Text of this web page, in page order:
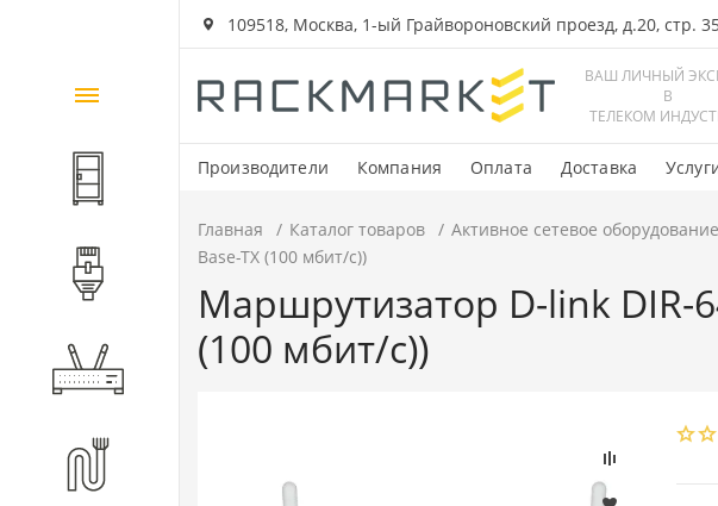
109518, Москва, 1-ый Грайвороновский проезд, д.20, стр.
ВАШ ЛИЧНЫЙ
В
ТЕЛЕКОМ
Производители Компания Оплата Доставка
Каталог
товаров
Шкафы и стойки
Активное оборудование
Главная Каталог товаров Активное сетевое оборудование
Base-TX (100 мбит/с))
Маршрутизатор D-link DIR-
(100 мбит/с))